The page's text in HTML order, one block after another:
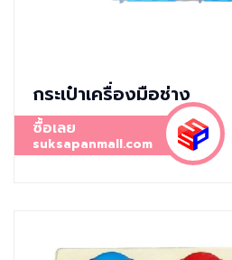
กระเป๋าเครื่องมือช่าง
ซื้อเลย
suksapanmall.com